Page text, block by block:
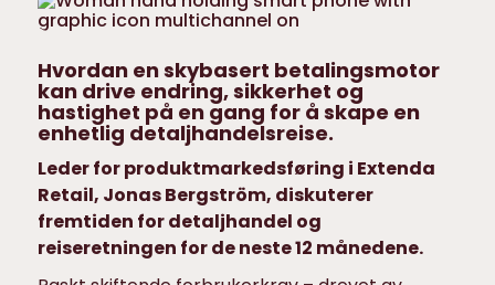
Hvordan en skybasert betalingsmotor
kan drive endring, sikkerhet og
hastighet på en gang for å skape en
enhetlig detaljhandelsreise.
Leder for produktmarkedsføring i Extenda
Retail, Jonas Bergström, diskuterer
fremtiden for detaljhandel og
reiseretningen for de neste 12 månedene.